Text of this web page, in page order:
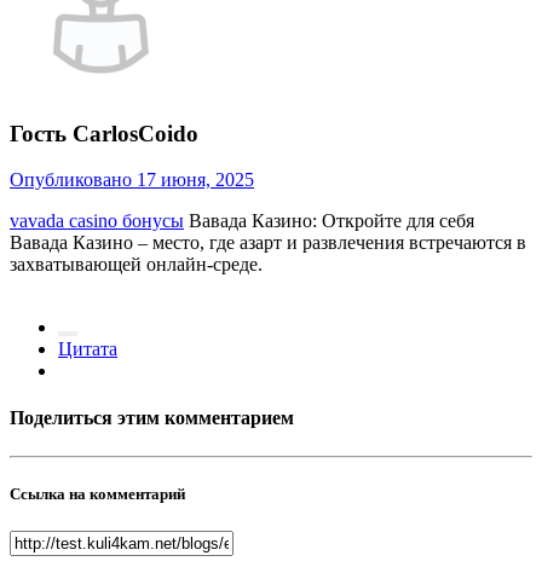
Гость CarlosCoido
Опубликовано 17 июня, 2025
vavada casino бонусы Вавада Казино: Откройте для себя
Вавада Казино – место, где азарт и развлечения встречаются в
захватывающей онлайн-среде.
Цитата
Поделиться этим комментарием
Ссылка на комментарий